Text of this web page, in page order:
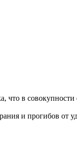
что в
и прогибов от